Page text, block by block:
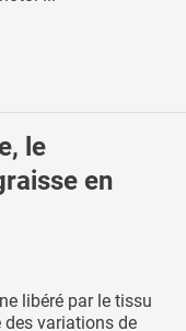
le
en
libéré par le tissu
des variations de